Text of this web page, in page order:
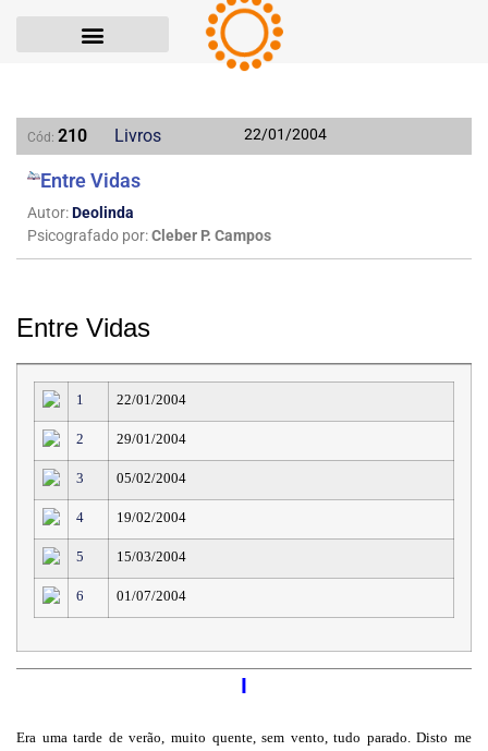
Cód: 210 Livros 22/01/2004
Entre Vidas
Autor:Deolinda
Psicografado por:Cleber P. Campos
Entre Vidas
1 22/01/2004
2 29/01/2004
3 05/02/2004
4 19/02/2004
5 15/03/2004
6 01/07/2004
I
Era uma tarde de verão, muito quente, sem vento, tudo parado. Disto me